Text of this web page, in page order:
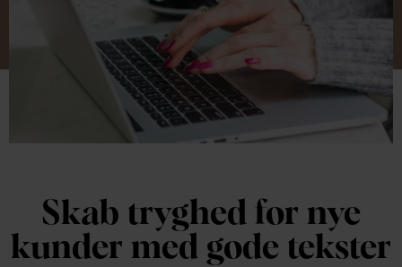
Skab tryghed for nye
kunder med gode tekster